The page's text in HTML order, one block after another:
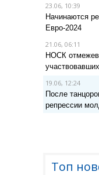
23.06, 10:39
Начинаются
Евро-2024
21.06, 06:11
НОСК
19.06, 12:24
После
репрессии
Топ